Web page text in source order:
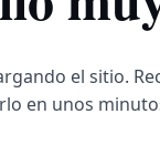
el sitio.
en unos